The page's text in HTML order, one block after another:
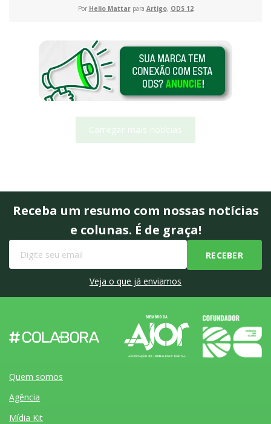
Por Helio Mattarpara Artigo, ODS 12
Carregar mais notícias
Receba um resumo com nossas notícias
e colunas. É de graça!
Veja o que já enviamos
Quem somos
Agência
Mídia Kit